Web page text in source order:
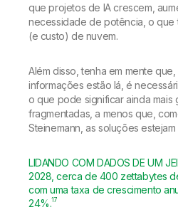
que projetos de IA crescem,
necessidade de potência, o que
(e custo) de nuvem.
Além disso, tenha em mente
informações estão lá, é
o que pode significar ainda mais
fragmentadas, a menos que,
Steinemann, as soluções
LIDANDO COM DADOS DE UM
2028, cerca de 400 zettabytes
com uma taxa de crescimento
24%.17